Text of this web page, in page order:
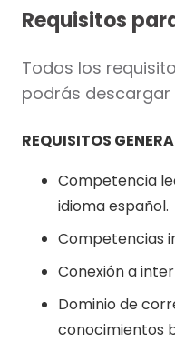
Requisitos
Todos los
podrás descargar
REQUISITOS
Competencia
idioma español.
Competencias
Conexión a
Dominio de
conocimientos